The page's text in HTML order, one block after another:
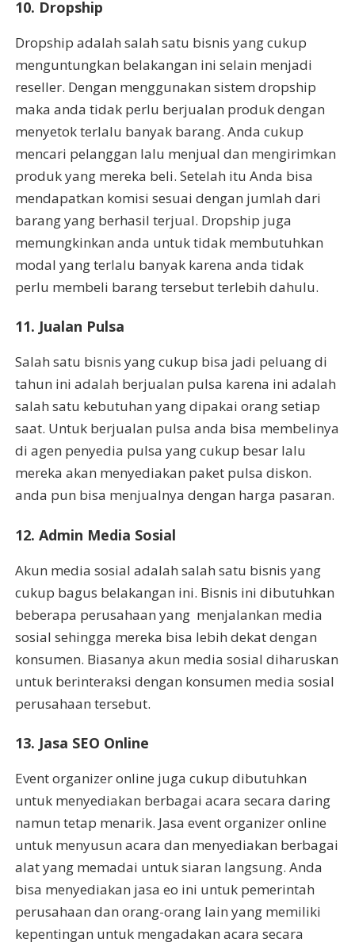
10. Dropship
Dropship adalah salah satu bisnis yang cukup
menguntungkan belakangan ini selain menjadi
reseller. Dengan menggunakan sistem dropship
maka anda tidak perlu berjualan produk dengan
menyetok terlalu banyak barang. Anda cukup
mencari pelanggan lalu menjual dan mengirimkan
produk yang mereka beli. Setelah itu Anda bisa
mendapatkan komisi sesuai dengan jumlah dari
barang yang berhasil terjual. Dropship juga
memungkinkan anda untuk tidak membutuhkan
modal yang terlalu banyak karena anda tidak
perlu membeli barang tersebut terlebih dahulu.
11. Jualan Pulsa
Salah satu bisnis yang cukup bisa jadi peluang di
tahun ini adalah berjualan pulsa karena ini adalah
salah satu kebutuhan yang dipakai orang setiap
saat. Untuk berjualan pulsa anda bisa membelinya
di agen penyedia pulsa yang cukup besar lalu
mereka akan menyediakan paket pulsa diskon.
anda pun bisa menjualnya dengan harga pasaran.
12. Admin Media Sosial
Akun media sosial adalah salah satu bisnis yang
cukup bagus belakangan ini. Bisnis ini dibutuhkan
beberapa perusahaan yang menjalankan media
sosial sehingga mereka bisa lebih dekat dengan
konsumen. Biasanya akun media sosial diharuskan
untuk berinteraksi dengan konsumen media sosial
perusahaan tersebut.
13. Jasa SEO Online
Event organizer online juga cukup dibutuhkan
untuk menyediakan berbagai acara secara daring
namun tetap menarik. Jasa event organizer online
untuk menyusun acara dan menyediakan berbagai
alat yang memadai untuk siaran langsung. Anda
bisa menyediakan jasa eo ini untuk pemerintah
perusahaan dan orang-orang lain yang memiliki
kepentingan untuk mengadakan acara secara